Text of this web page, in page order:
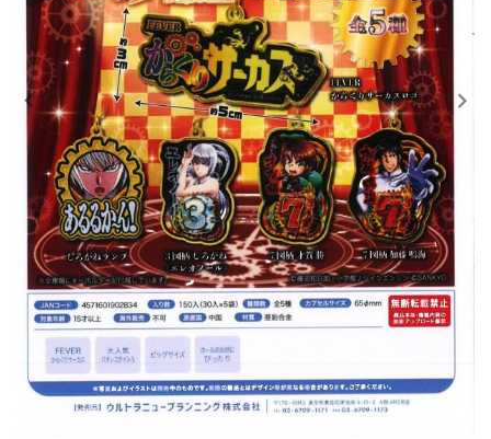
販促用空カプセル
レンタル
景品・玩具・文具
販促用カプセルトイ
よくあるご質問
ご利用ガイド